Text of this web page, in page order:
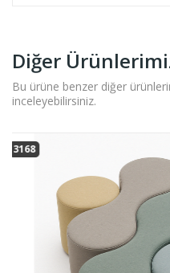
Diğer
Bu ürüne benzer diğer
inceleyebilirsiniz.